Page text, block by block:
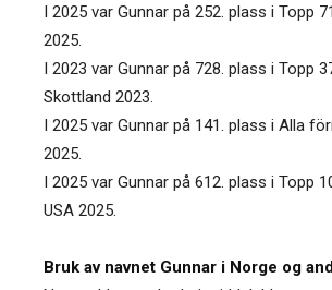
I 2025 var Gunnar på 252. plass i Topp
2025.
I 2023 var Gunnar på 728. plass i Topp
Skottland 2023.
I 2025 var Gunnar på 141. plass i Alla
2025.
I 2025 var Gunnar på 612. plass i Topp
USA 2025.
Bruk av navnet Gunnar i Norge og